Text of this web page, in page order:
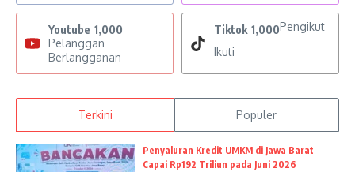
Youtube 1,000
Pelanggan
Berlangganan
Tiktok 1,000Pengikut
Ikuti
Terkini Populer
Penyaluran Kredit UMKM di Jawa Barat
Capai Rp192 Triliun pada Juni 2026